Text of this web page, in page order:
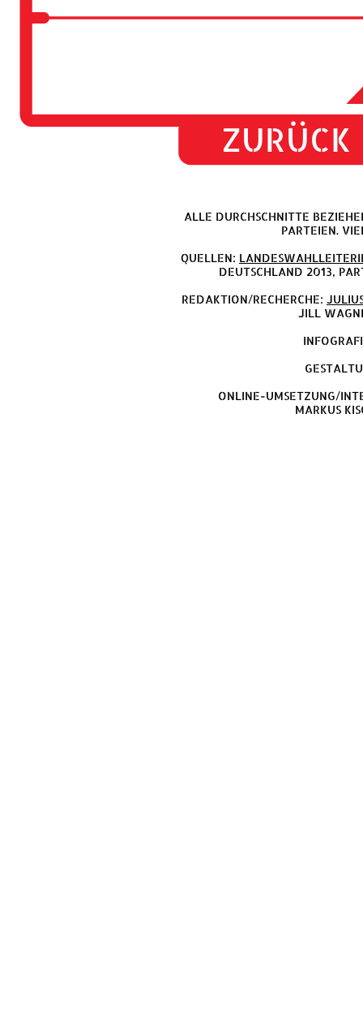
ALLE DURCHSCHNITTE
PARTEIEN.
QUELLEN:
DEUTSCHLAND 2013,
REDAKTION/RECHERCHE:
JILL
ONLINE-UMSETZUNG/
MARKUS